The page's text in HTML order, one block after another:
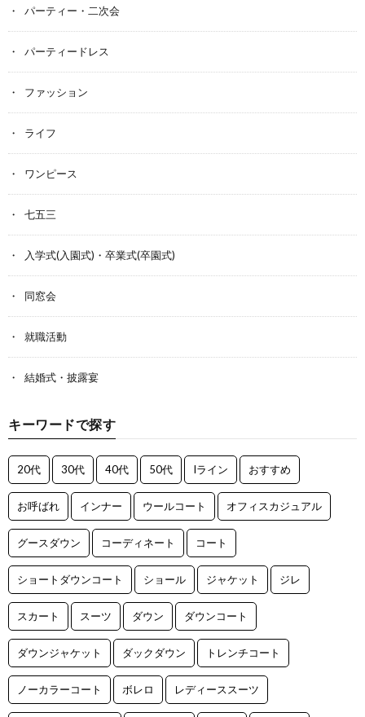
パーティー・二次会
パーティードレス
ファッション
ライフ
ワンピース
七五三
入学式(入園式)・卒業式(卒園式)
同窓会
就職活動
結婚式・披露宴
キーワードで探す
20代 30代 40代 50代 Iライン おすすめ
お呼ばれ インナー ウールコート オフィスカジュアル
グースダウン コーディネート コート
ショートダウンコート ショール ジャケット ジレ
スカート スーツ ダウン ダウンコート
ダウンジャケット ダックダウン トレンチコート
ノーカラーコート ボレロ レディーススーツ